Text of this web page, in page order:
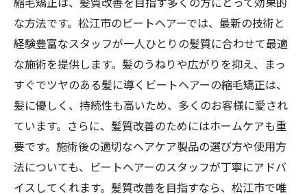
な方法です。松江市のビートヘアーでは、最新の技術と
経験豊富なスタッフが一人ひとりの髪質に合わせて最適
な施術を提供します。髪のうねりや広がりを抑え、まっ
すぐでツヤのある髪に導くビートヘアーの縮毛矯正は、
髪に優しく、持続性も高いため、多くのお客様に愛され
ています。さらに、髪質改善のためにはホームケアも重
要です。施術後の適切なヘアケア製品の選び方や使用方
法についても、ビートヘアーのスタッフが丁寧にアドバ
イスしてくれます。髪質改善を目指すなら、松江市で唯